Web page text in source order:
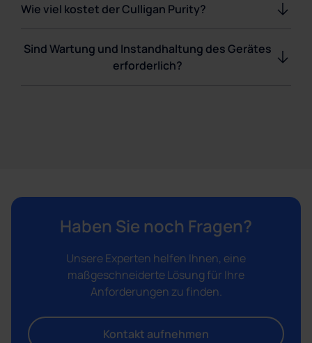
Wie viel kostet der Culligan Purity?
Sind Wartung und Instandhaltung des Gerätes
erforderlich?
Haben Sie noch Fragen?
Unsere Experten helfen Ihnen, eine
maßgeschneiderte Lösung für Ihre
Anforderungen zu finden.
Kontakt aufnehmen